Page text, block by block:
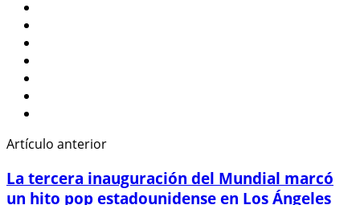
Artículo anterior
La tercera inauguración del Mundial marcó
un hito pop estadounidense en Los Ángeles